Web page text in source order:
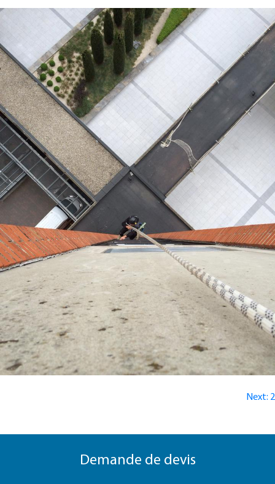
Next: 2
Demande de devis